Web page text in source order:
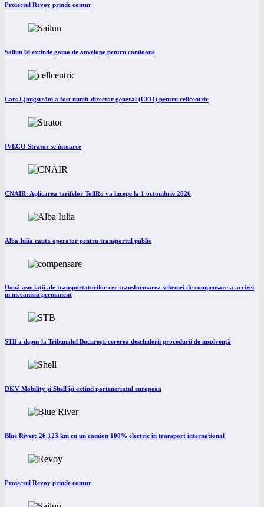
Proiectul Revoy prinde contur
Sailun își extinde gama de anvelope pentru camioane
Lars Ljungström a fost numit director general (CFO) pentru cellcentric
IVECO Strator se întoarce
CNAIR: Aplicarea tarifelor TollRo va începe la 1 octombrie 2026
Alba Iulia caută operator pentru transportul public
Două asociații ale transportatorilor cer transformarea schemei de compensare a accizei
în mecanism permanent
STB a depus la Tribunalul București cererea deschiderii procedurii de insolvență
DKV Mobility și Shell își extind parteneriatul european
Blue River: 26.123 km cu un camion 100% electric în transport internațional
Proiectul Revoy prinde contur